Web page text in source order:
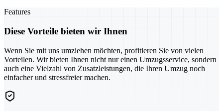
Features
Diese Vorteile bieten wir Ihnen
Wenn Sie mit uns umziehen möchten, profitieren Sie von vielen
Vorteilen. Wir bieten Ihnen nicht nur einen Umzugsservice, sondern
auch eine Vielzahl von Zusatzleistungen, die Ihren Umzug noch
einfacher und stressfreier machen.